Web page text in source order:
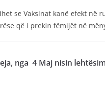
se Vaksinat kanë efekt
që i prekin fëmijët në
nga 4 Maj nisin